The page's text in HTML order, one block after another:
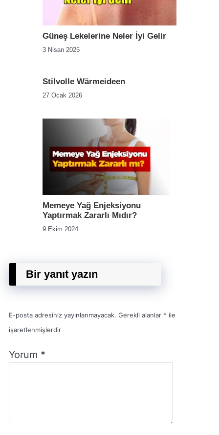
Güneş Lekelerine Neler İyi Gelir
3 Nisan 2025
Stilvolle Wärmeideen
27 Ocak 2026
Memeye Yağ Enjeksiyonu
Yaptırmak Zararlı Mıdır?
9 Ekim 2024
Bir yanıt yazın
E-posta adresiniz yayınlanmayacak. Gerekli alanlar * ile
işaretlenmişlerdir
Yorum *